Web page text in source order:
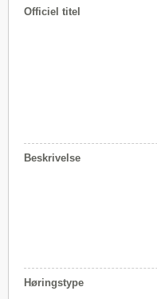
Officiel titel
Beskrivelse
Høringstype